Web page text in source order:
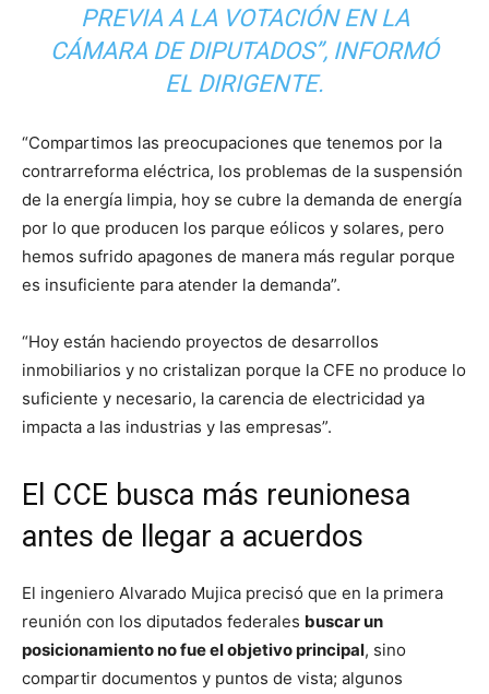
PREVIA A LA VOTACIÓN EN LA
CÁMARA DE DIPUTADOS”, INFORMÓ
EL DIRIGENTE.
“Compartimos las preocupaciones que tenemos por la
contrarreforma eléctrica, los problemas de la suspensión
de la energía limpia, hoy se cubre la demanda de energía
por lo que producen los parque eólicos y solares, pero
hemos sufrido apagones de manera más regular porque
es insuficiente para atender la demanda”.
“Hoy están haciendo proyectos de desarrollos
inmobiliarios y no cristalizan porque la CFE no produce lo
suficiente y necesario, la carencia de electricidad ya
impacta a las industrias y las empresas”.
El CCE busca más reunionesa
antes de llegar a acuerdos
El ingeniero Alvarado Mujica precisó que en la primera
reunión con los diputados federales buscar un
posicionamiento no fue el objetivo principal, sino
compartir documentos y puntos de vista; algunos